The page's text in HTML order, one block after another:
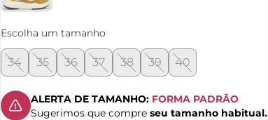
Escolha um tamanho
34 35 36 37 38 39 40
ALERTA DE TAMANHO: FORMA PADRÃO
Sugerimos que compre seu tamanho habitual.